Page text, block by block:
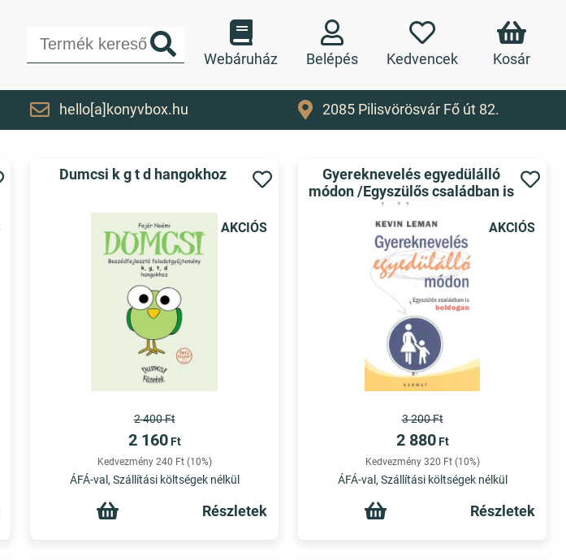
Webáruház
Belépés Kedvencek Kosár
hello[a]konyvbox.hu 2085 Pilisvörösvár Fő út 82.
AKCIÓS
Dumcsi k g t d hangokhoz
2 400 Ft
2 160 Ft
Kedvezmény 240 Ft (10%)
ÁFÁ-val, Szállítási költségek nélkül
Részletek
AKCIÓS
Gyereknevelés egyedülálló
módon /Egyszülős családban is
boldogan
3 200 Ft
2 880 Ft
Kedvezmény 320 Ft (10%)
ÁFÁ-val, Szállítási költségek nélkül
Részletek